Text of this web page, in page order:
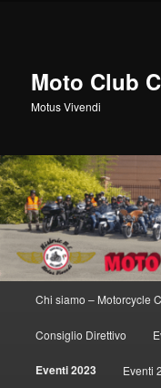
Moto Club
Motus Vivendi
principale
Chi siamo – Motorcycle
Consiglio Direttivo
Eventi 2023 Eventi